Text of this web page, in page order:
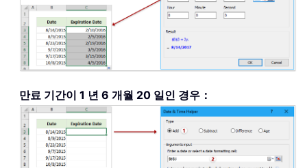
만료 기간이 1 년 6 개월 20 일인 경우：